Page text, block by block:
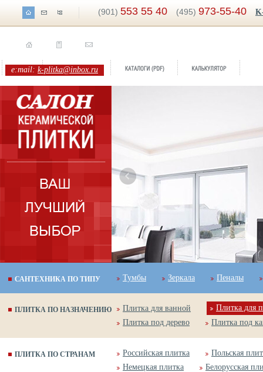
(901) 553 55 40 (495) 973-55-40
e:mail: k-plitka@inbox.ru
САНТЕХНИКА ПО ТИПУ Тумбы Зеркала Пеналы
ПЛИТКА ПО НАЗНАЧЕНИЮ Плитка для ванной
Плитка для
Плитка под дерево
Плитка под
ПЛИТКА ПО СТРАНАМ Российская плитка
Польская
Немецкая плитка
Белорусская